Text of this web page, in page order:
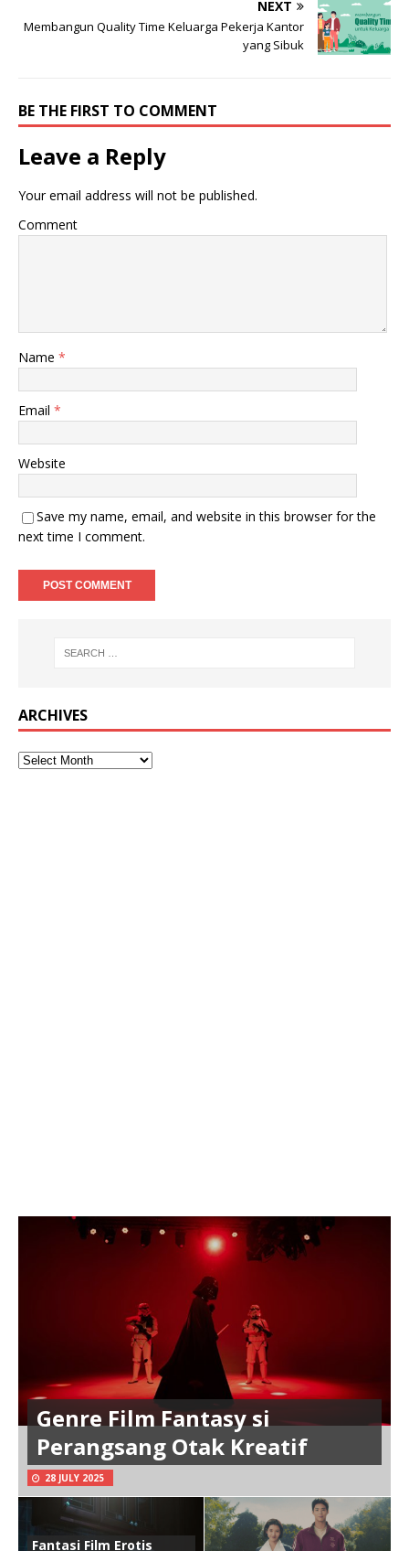
NEXT
Membangun Quality Time Keluarga Pekerja Kantor
yang Sibuk
BE THE FIRST TO COMMENT
Leave a Reply
Your email address will not be published.
Comment
Name *
Email *
Website
Save my name, email, and website in this browser for the
next time I comment.
ARCHIVES
Genre Film Fantasy si
Perangsang Otak Kreatif
28 JULY 2025
Fantasi Film Erotis